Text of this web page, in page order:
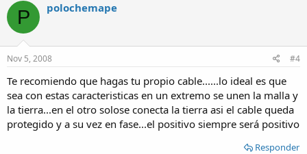
P polochemape
Nov 5, 2008 #4
Te recomiendo que hagas tu propio cable......lo ideal es que
sea con estas caracteristicas en un extremo se unen la malla y
la tierra...en el otro solose conecta la tierra asi el cable queda
protegido y a su vez en fase...el positivo siempre será positivo
Responder